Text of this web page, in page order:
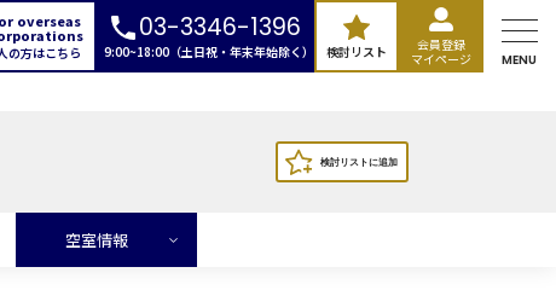
overseas
の方はこちら
03-3346-1396
9:00~18:00（土日祝・年末年始除く） 検討リスト
会員登録
マイページ
MENU
空室情報